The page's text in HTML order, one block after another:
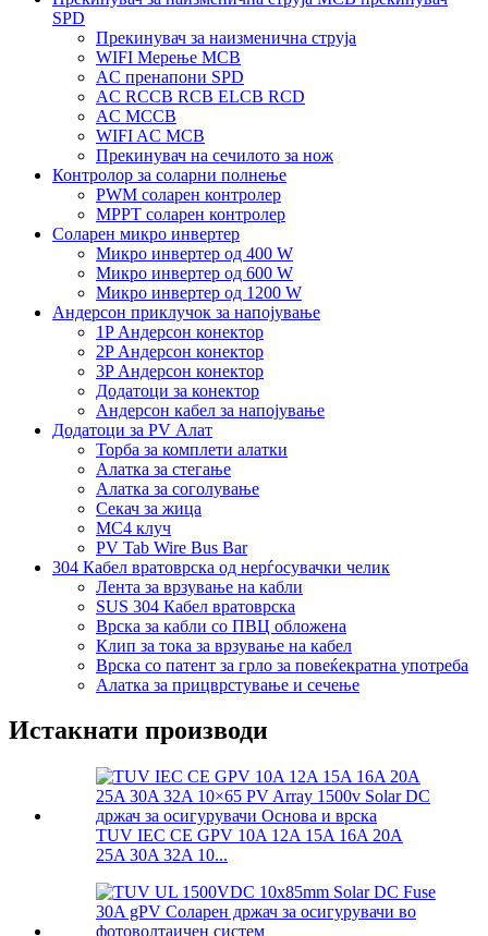
SPD
Прекинувач за наизменична струја
WIFI Мерење MCB
AC пренапони SPD
AC RCCB RCB ELCB RCD
AC MCCB
WIFI AC MCB
Прекинувач на сечилото за нож
Контролор за соларни полнење
PWM соларен контролер
MPPT соларен контролер
Соларен микро инвертер
Микро инвертер од 400 W
Микро инвертер од 600 W
Микро инвертер од 1200 W
Андерсон приклучок за напојување
1P Андерсон конектор
2P Андерсон конектор
3P Андерсон конектор
Додатоци за конектор
Андерсон кабел за напојување
Додатоци за PV Алат
Торба за комплети алатки
Алатка за стегање
Алатка за соголување
Секач за жица
MC4 клуч
PV Tab Wire Bus Bar
304 Кабел вратоврска од нерѓосувачки челик
Лента за врзување на кабли
SUS 304 Кабел вратоврска
Врска за кабли со ПВЦ обложена
Клип за тока за врзување на кабел
Врска со патент за грло за повеќекратна употреба
Алатка за прицврстување и сечење
Истакнати производи
TUV IEC CE GPV 10A 12A 15A 16A 20A
25A 30A 32A 10...